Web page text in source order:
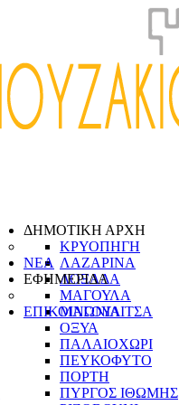
ΚΡΥΟΠΗΓΗ
ΛΑΖΑΡΙΝΑ
ΛΟΞΑΔΑ
ΜΑΓΟΥΛΑ
ΜΑΓΟΥΛΙΤΣΑ
ΟΞΥΑ
ΠΑΛΑΙΟΧΩΡΙ
ΠΕΥΚΟΦΥΤΟ
ΠΟΡΤΗ
ΠΥΡΓΟΣ ΙΘΩΜΗΣ
ΔΗΜΟΤΙΚΗ ΑΡΧΗ
ΝΕΑ
ΕΦΗΜΕΡΙΔΑ
ΕΠΙΚΟΙΝΩΝΙΑ